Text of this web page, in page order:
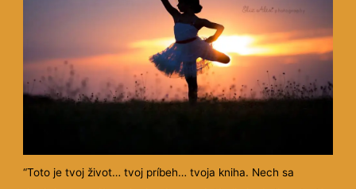
“Toto je tvoj život… tvoj príbeh… tvoja kniha. Nech sa